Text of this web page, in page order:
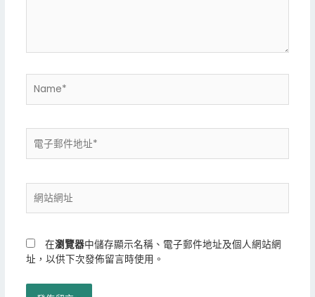
地
站
在瀏覽器中儲存顯示名稱、電子郵件地址及個人網站網
址，以供下次發佈留言時使用。